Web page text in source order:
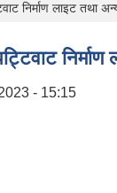
निर्माण लाइट तथा
- 15:15